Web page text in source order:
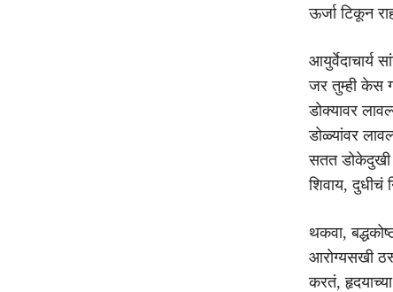
ऊर्जा टिकून
आयुर्वेदाचार्य
जर तुम्ही केस
डोक्यावर
डोळ्यांवर
सतत डोकेदुखी
शिवाय, दुधीचं
थकवा,
आरोग्यसखी
करतं,